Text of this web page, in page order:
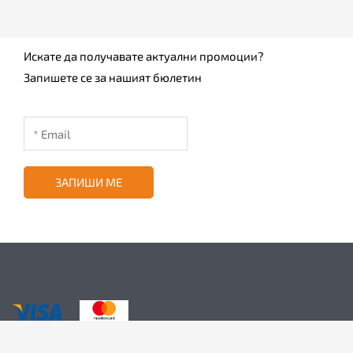
Искате да получавате актуални промоции?
Запишете се за нашият бюлетин
ЗАПИШИ МЕ